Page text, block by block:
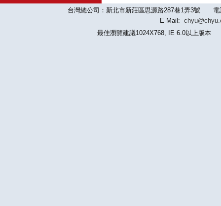
台灣總公司：新北市新莊區思源路287巷1弄3號
E-Mail:
最佳瀏覽建議1024X768, IE 6.0以上版本